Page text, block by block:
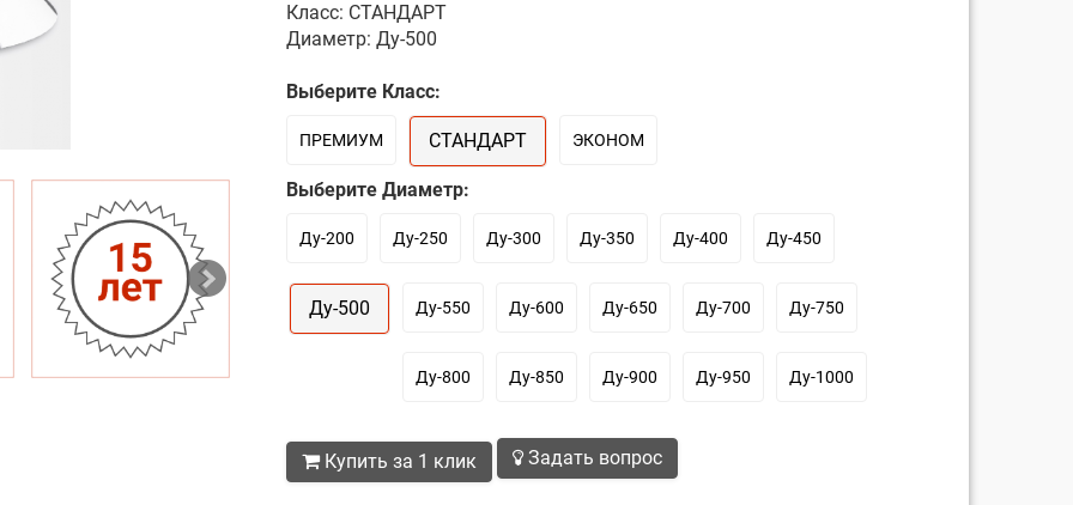
Класс: СТАНДАРТ
Диаметр: Ду-500
Выберите Класс:
ПРЕМИУМ СТАНДАРТ ЭКОНОМ
Выберите Диаметр:
Ду-200 Ду-250 Ду-300 Ду-350 Ду-400 Ду-450
Ду-500 Ду-550 Ду-600 Ду-650 Ду-700 Ду-750
Ду-800 Ду-850 Ду-900 Ду-950 Ду-1000
Купить за 1 клик Задать вопрос